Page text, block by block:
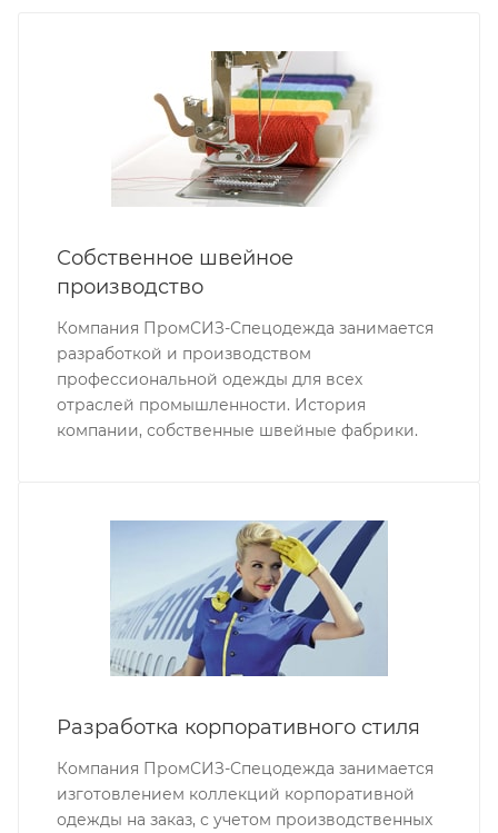
Собственное швейное
производство
Компания ПромСИЗ-Спецодежда занимается
разработкой и производством
профессиональной одежды для всех
отраслей промышленности. История
компании, собственные швейные фабрики.
Разработка корпоративного стиля
Компания ПромСИЗ-Спецодежда занимается
изготовлением коллекций корпоративной
одежды на заказ, с учетом производственных